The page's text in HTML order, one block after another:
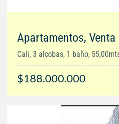
Apartamentos,
Cali, 3 alcobas, 1 baño,
$188.000.000